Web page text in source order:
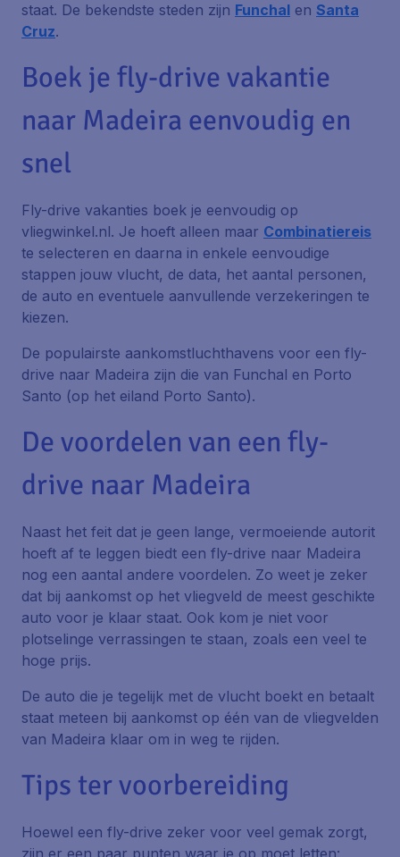
staat. De bekendste steden zijn Funchal en Santa
Cruz.
Boek je fly-drive vakantie
naar Madeira eenvoudig en
snel
Fly-drive vakanties boek je eenvoudig op
vliegwinkel.nl. Je hoeft alleen maar Combinatiereis
te selecteren en daarna in enkele eenvoudige
stappen jouw vlucht, de data, het aantal personen,
de auto en eventuele aanvullende verzekeringen te
kiezen.
De populairste aankomstluchthavens voor een fly-
drive naar Madeira zijn die van Funchal en Porto
Santo (op het eiland Porto Santo).
De voordelen van een fly-
drive naar Madeira
Naast het feit dat je geen lange, vermoeiende autorit
hoeft af te leggen biedt een fly-drive naar Madeira
nog een aantal andere voordelen. Zo weet je zeker
dat bij aankomst op het vliegveld de meest geschikte
auto voor je klaar staat. Ook kom je niet voor
plotselinge verrassingen te staan, zoals een veel te
hoge prijs.
De auto die je tegelijk met de vlucht boekt en betaalt
staat meteen bij aankomst op één van de vliegvelden
van Madeira klaar om in weg te rijden.
Tips ter voorbereiding
Hoewel een fly-drive zeker voor veel gemak zorgt,
zijn er een paar punten waar je op moet letten: